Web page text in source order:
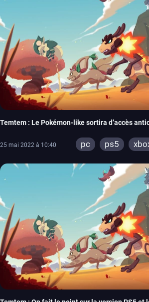
Temtem : Le Pokémon-like sortira d’accès
25 mai 2022 à 10:40 pc ps5